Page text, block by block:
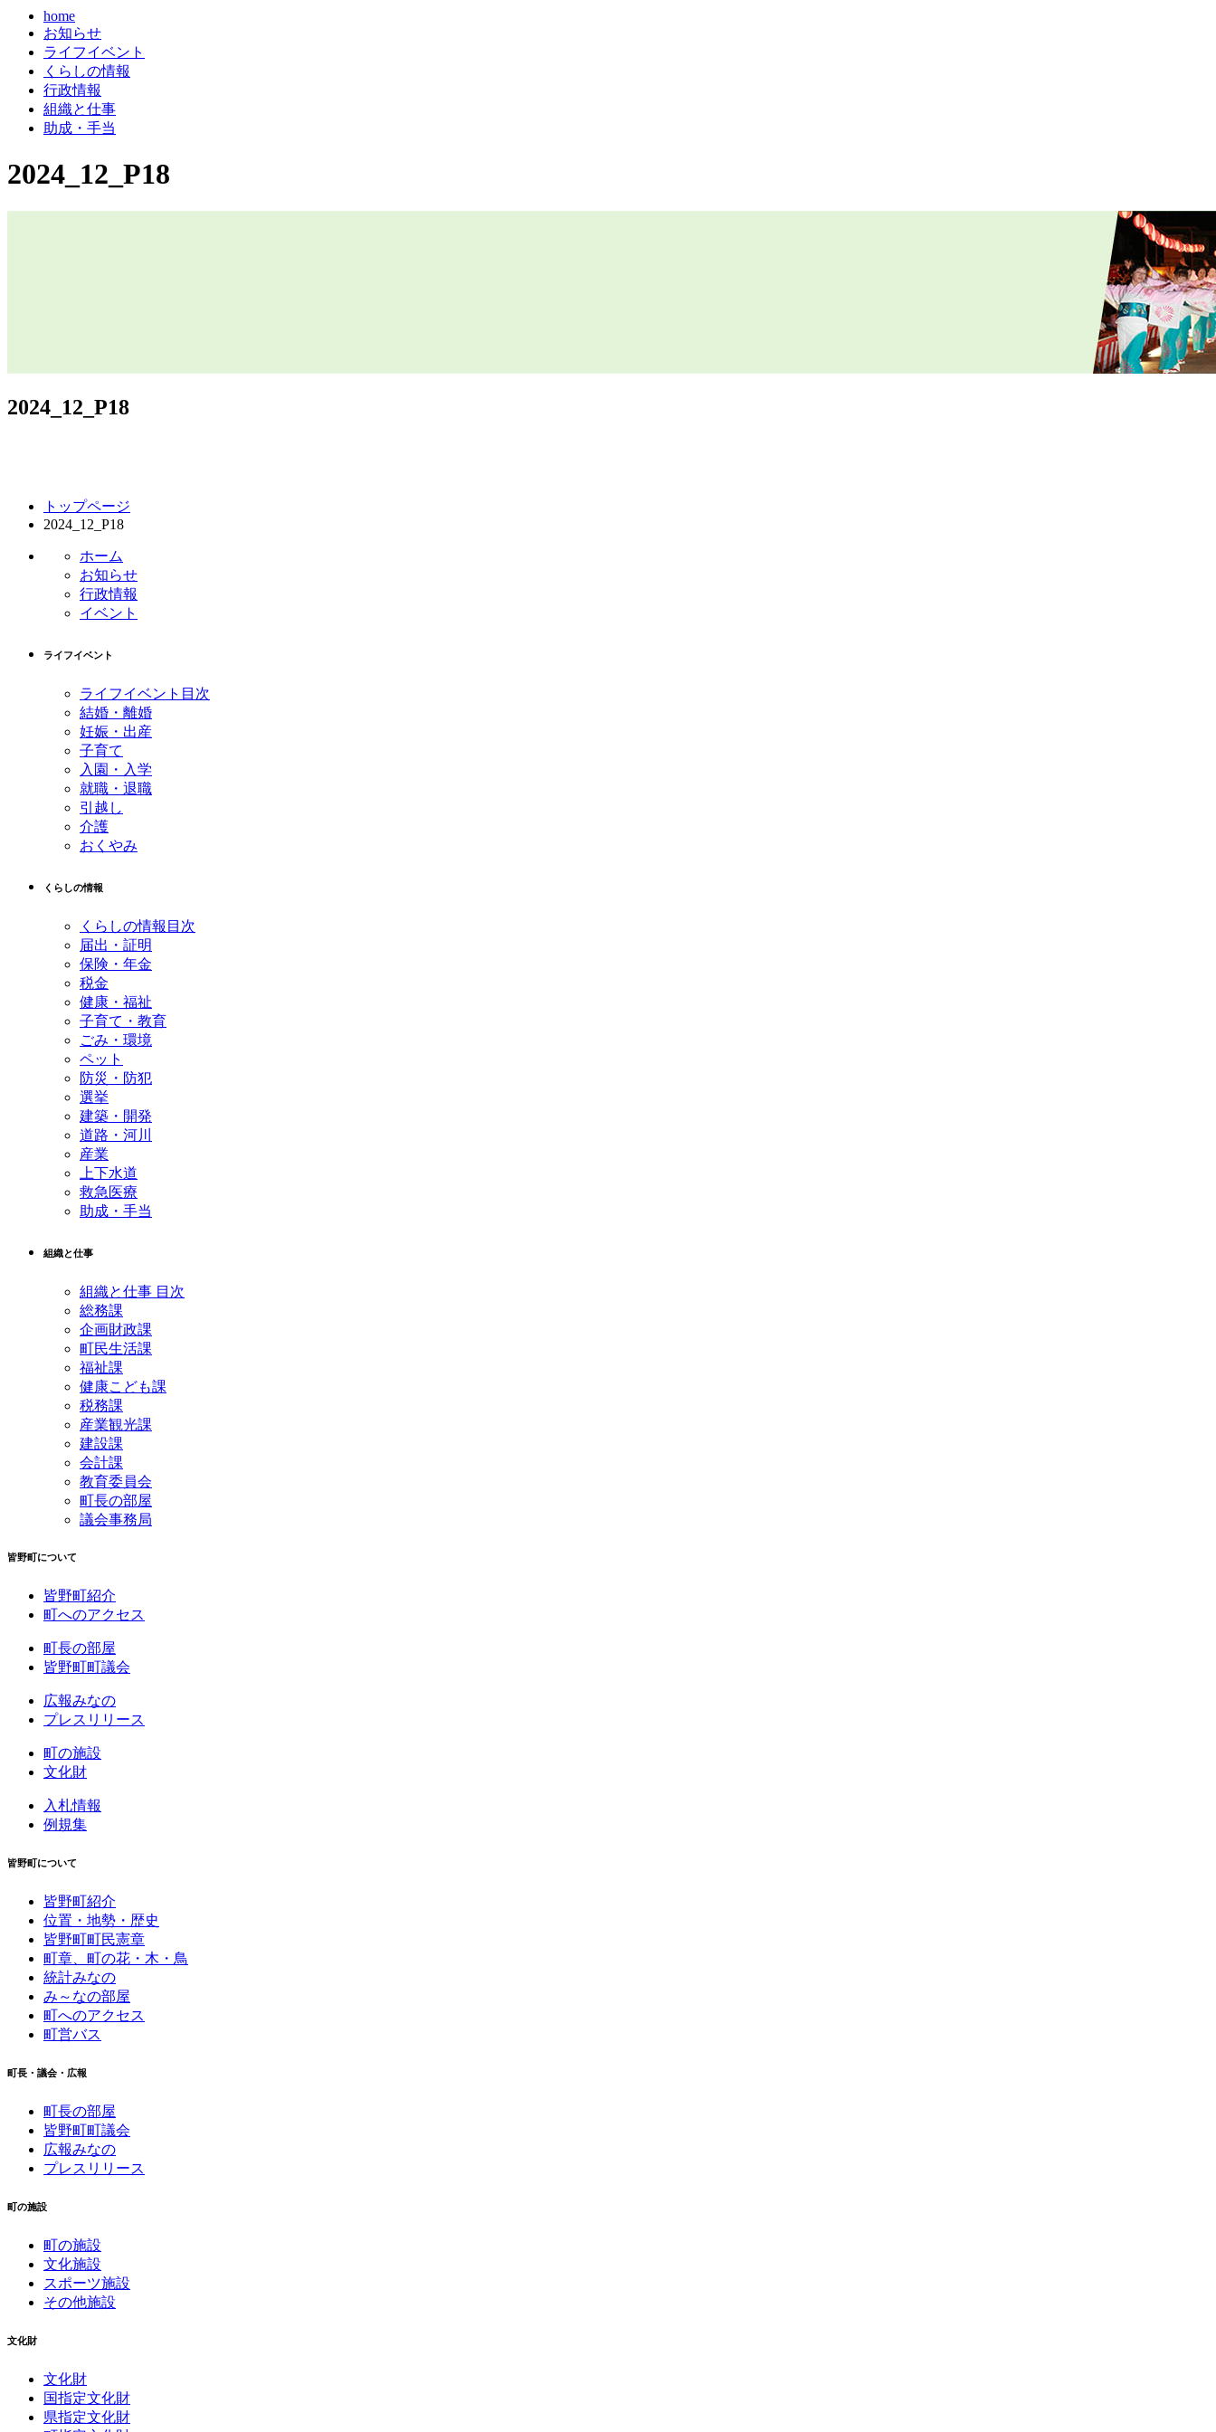
home
お知らせ
ライフイベント
くらしの情報
行政情報
組織と仕事
助成・手当
2024_12_P18
2024_12_P18
トップページ
2024_12_P18
ホーム
お知らせ
行政情報
イベント
ライフイベント
ライフイベント目次
結婚・離婚
妊娠・出産
子育て
入園・入学
就職・退職
引越し
介護
おくやみ
くらしの情報
くらしの情報目次
届出・証明
保険・年金
税金
健康・福祉
子育て・教育
ごみ・環境
ペット
防災・防犯
選挙
建築・開発
道路・河川
産業
上下水道
救急医療
助成・手当
組織と仕事
組織と仕事 目次
総務課
企画財政課
町民生活課
福祉課
健康こども課
税務課
産業観光課
建設課
会計課
教育委員会
町長の部屋
議会事務局
皆野町について
皆野町紹介
町へのアクセス
町長の部屋
皆野町町議会
広報みなの
プレスリリース
町の施設
文化財
入札情報
例規集
皆野町について
皆野町紹介
位置・地勢・歴史
皆野町町民憲章
町章、町の花・木・鳥
統計みなの
み～なの部屋
町へのアクセス
町営バス
町長・議会・広報
町長の部屋
皆野町町議会
広報みなの
プレスリリース
町の施設
町の施設
文化施設
スポーツ施設
その他施設
文化財
文化財
国指定文化財
県指定文化財